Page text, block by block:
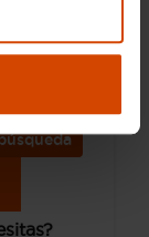
Castellón